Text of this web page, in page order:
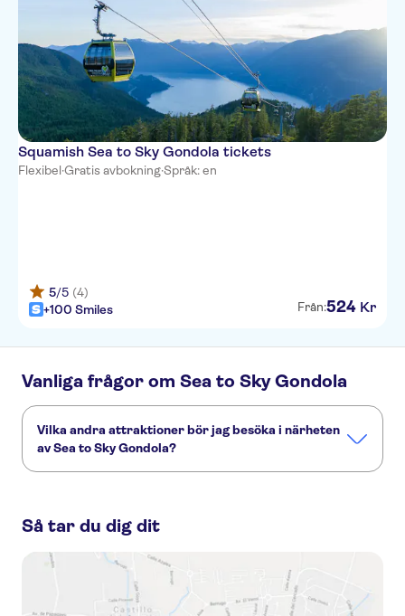
Robson Street in front of the
Vancouver Public Library.
Fairmont Hotel Vancouver -
Please wait at the main Georgia
St. entrance.
Squamish Sea to Sky Gondola tickets
Flexibel·Gratis avbokning·Språk: en
5/5 (4)
+100 Smiles
Från:524 Kr
Vanliga frågor om Sea to Sky Gondola
Vilka andra attraktioner bör jag besöka i närheten
av Sea to Sky Gondola?
Stanley Park Gastown
Så tar du dig dit